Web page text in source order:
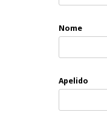
Nome
Apelido